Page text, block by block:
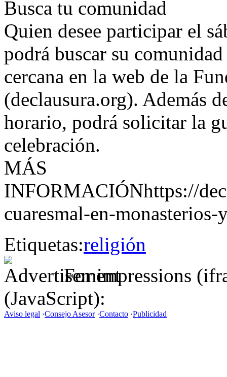
Busca tu comunidad
Quien desee participar el
podrá buscar su
cercana en la web de la
(declausura.org). Además
horario, podrá solicitar la
celebración.
MÁS
INFORMACIÓNhttps://
cuaresmal-en-monasterios-
Etiquetas:religión
For impressions
(JavaScript):
Aviso legal ·Consejo Asesor·Contacto ·Publicidad